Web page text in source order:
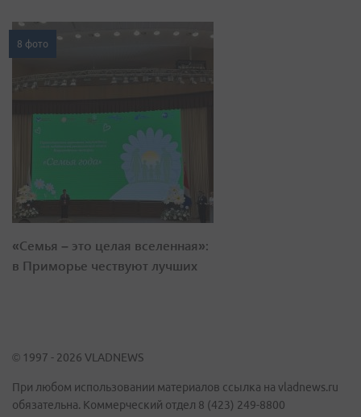
8 фото
«Семья – это целая вселенная»:
в Приморье чествуют лучших
© 1997 - 2026 VLADNEWS
При любом использовании материалов ссылка на vladnews.ru
обязательна. Коммерческий отдел 8 (423) 249-8800